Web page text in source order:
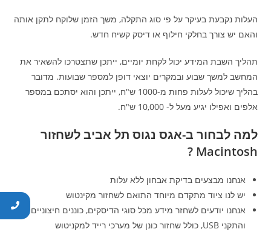
העלות נקבעת בעיקר על פי סוג התקלה, משך הזמן שלוקח לתקן אותה
והאם יש צורך בחלקי חילוף או דיסק קשיח חדש.
תהליך השבת המידע יכול לקחת יומיים, ייתכן שתצטרכו להשאיר את
המחשב למשך שבוע ובמקרים יוצאי דופן למספר שבועות. מדובר
בהליך שיכול לעלות פחות מ-1000 ש"ח, ייתכן והוא יסתכם במספר
אלפים ואפילו יגיע מעל ל- 10,000 ש"ח.
למה לבחור ב-אגס נגוס תל אביב לשחזור
Macintosh ?
אנחנו מבצעים בדיקת אבחון ללא עלות
יש לנו ציוד מתקדם מיוחד התואם לשחזור מקינטוש
אנחנו יודעים לשחזר מידע מכל סוגי הדיסקים, כוננים חיצוניים
והתקני USB, כולל שחזור כונן של מערכי רייד למקניטוש